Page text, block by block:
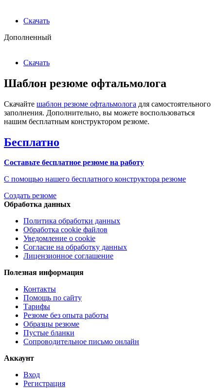
Скачать
Дополненный
Скачать
Шаблон резюме офтальмолога
Скачайте шаблон резюме офтальмолога для самостоятельного
заполнения. Дополнительно, вы можете воспользоваться
нашим бесплатным конструктором резюме.
Бесплатно
Составьте бесплатное резюме на работу
С помощью нашего бесплатного конструктора резюме
Создать резюме
Обработка данных
Политика обработки данных
Обработка cookie файлов
Уведомление о cookie
Согласие на обработку данных
Лицензионное соглашение
Полезная информация
Контакты
Помощь по сайту
Тарифы
Резюме без опыта работы
Образцы резюме
Пустые бланки
Сопроводительное письмо онлайн
Аккаунт
Вход
Регистрация